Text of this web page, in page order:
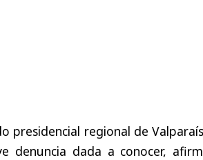
presidencial regional de
denuncia dada a conocer,